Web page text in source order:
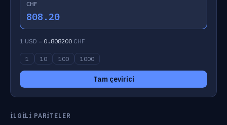
CHF
808.20
1 USD = 0.808200 CHF
1 10 100 1000
Tam çevirici
İLGILI PARITELER